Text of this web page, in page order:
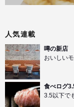
人気連載
噂の新店
おいしい
食べログ
3.5以下で